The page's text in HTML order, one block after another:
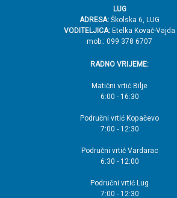
LUG
ADRESA: Školska 6, LUG
VODITELJICA: Etelka Kovač-Vajda
mob.: 099 378 6707
RADNO VRIJEME:
Matični vrtić Bilje
6:00 - 16:30
Područni vrtić Kopačevo
7:00 - 12:30
Područni vrtić Vardarac
6:30 - 12:00
Područni vrtić Lug
7:00 - 12:30